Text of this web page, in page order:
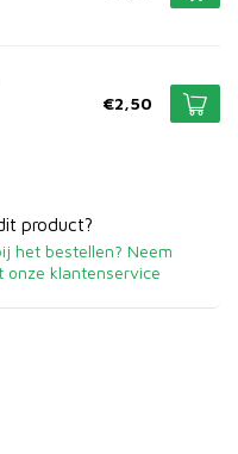
€2,50
product?
het bestellen? Neem
onze klantenservice